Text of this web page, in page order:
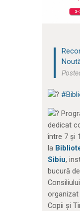
dedicat
între 7 și
la
Sibiu,
bucură
organizat
Copii și